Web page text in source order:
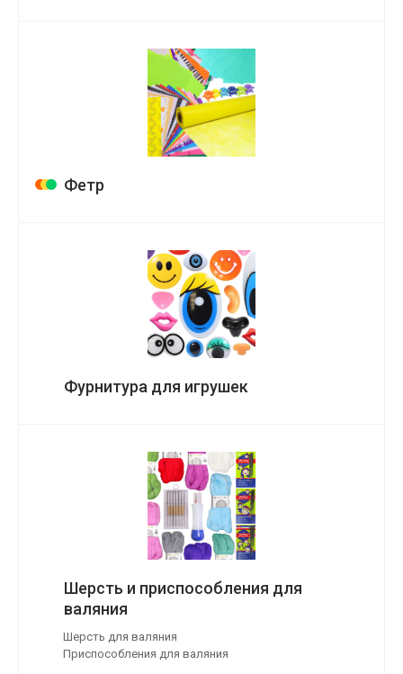
Фетр
Фурнитура для игрушек
Шерсть и приспособления для
валяния
Шерсть для валяния
Приспособления для валяния